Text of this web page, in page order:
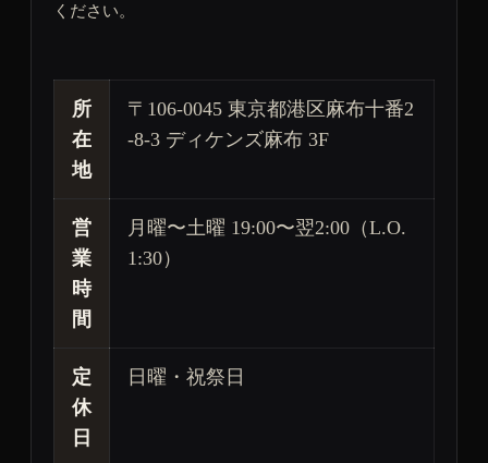
ください。
所
在
地
〒106-0045 東京都港区麻布十番2
-8-3 ディケンズ麻布 3F
営
業
時
間
月曜〜土曜 19:00〜翌2:00（L.O.
1:30）
定
休
日
日曜・祝祭日